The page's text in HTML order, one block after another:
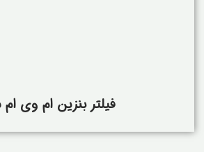
فیلتر بنزین ام وی ام 315